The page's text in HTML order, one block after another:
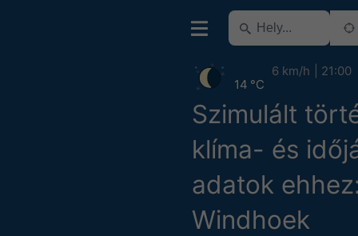
Szimulált
klíma- és
adatok
Windhoek
14 °C
6 km/h 21:00